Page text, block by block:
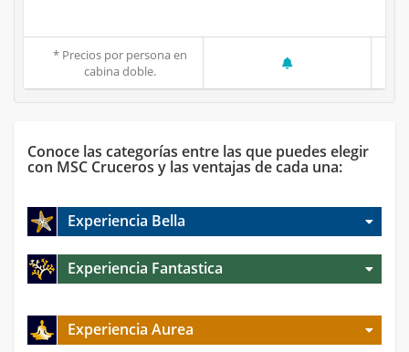
* Precios por persona en
cabina doble.
Conoce las categorías entre las que puedes elegir
con MSC Cruceros y las ventajas de cada una:
Experiencia Bella
Experiencia Fantastica
Experiencia Aurea